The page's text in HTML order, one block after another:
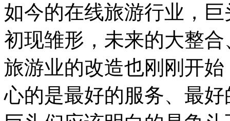
如今的在线旅游行业，
初现雏形，未来的大整
旅游业的改造也刚刚开
心的是最好的服务、最